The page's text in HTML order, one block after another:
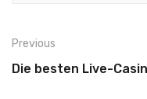
Previous
Die besten Live-